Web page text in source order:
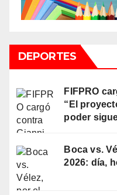
DEPORTES
FIFPRO
“El
poder
Boca vs.
2026: día,